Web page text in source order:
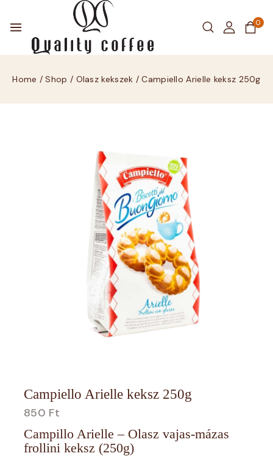
0
Home / Shop / Olasz kekszek / Campiello Arielle keksz 250g
Campiello Arielle keksz 250g
850 Ft
Campillo Arielle – Olasz vajas-mázas
frollini keksz (250g)